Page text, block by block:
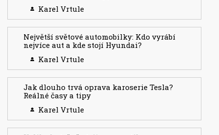
Karel Vrtule
Největší světové automobilky: Kdo vyrábí
nejvíce aut a kde stojí Hyundai?
Karel Vrtule
Jak dlouho trvá oprava karoserie Tesla?
Reálné časy a tipy
Karel Vrtule